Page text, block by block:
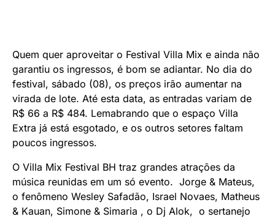
Quem quer aproveitar o Festival Villa Mix e ainda não
garantiu os ingressos, é bom se adiantar. No dia do
festival, sábado (08), os preços irão aumentar na
virada de lote. Até esta data, as entradas variam de
R$ 66 a R$ 484. Lemabrando que o espaço Villa
Extra já está esgotado, e os outros setores faltam
poucos ingressos.
O Villa Mix Festival BH traz grandes atrações da
música reunidas em um só evento. Jorge & Mateus,
o fenômeno Wesley Safadão, Israel Novaes, Matheus
& Kauan, Simone & Simaria , o Dj Alok, o sertanejo